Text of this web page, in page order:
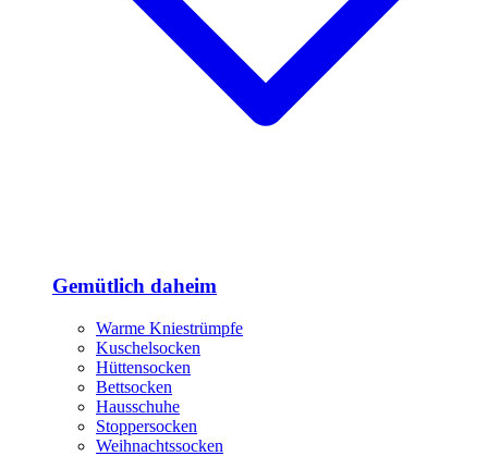
Gemütlich daheim
Warme Kniestrümpfe
Kuschelsocken
Hüttensocken
Bettsocken
Hausschuhe
Stoppersocken
Weihnachtssocken